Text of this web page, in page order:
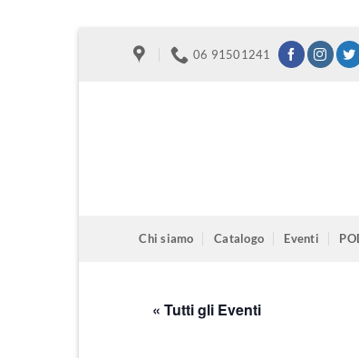
06 91501241
Chi siamo Catalogo Eventi
« Tutti gli Eventi